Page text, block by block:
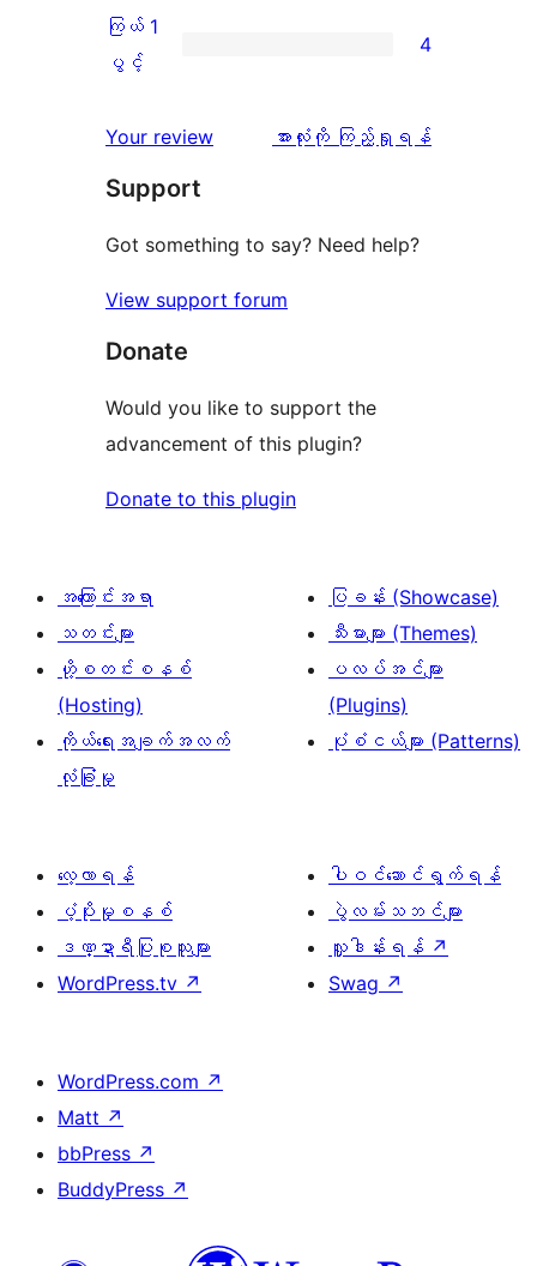
အဆင့်
သုံးသပ်
2
ပွင့်
သုံးသပ်
0
စောင်
ကြယ်
ပွင့်
သုံးသပ်
ချက်
စောင်
ကြယ် 1
ပွင့်
4
Your review
သုံးသပ်
အားလုံးကို ကြည့်ရှုရန်
Support
Got something to say? Need help?
View support forum
Donate
Would you like to support the
advancement of this plugin?
Donate to this plugin
အကြောင်းအရာ
သတင်းများ
ဟို့စတင်းစနစ်
(Hosting)
ကိုယ်ရေးအချက်အလက်
လုံခြုံမှု
ပြခန်း (Showcase)
သီးမားများ (Themes)
ပလပ်အင်များ
(Plugins)
ပုံစံငယ်များ (Patterns)
လေ့လာရန်
ပံ့ပိုးမှုစနစ်
ဒဏ္ဍာရီပြုစုသူများ
WordPress.tv ↗
ပါဝင်ဆောင်ရွက်ရန်
ပွဲလမ်းသဘင်များ
လှူဒါန်းရန် ↗
Swag ↗
WordPress.com ↗
Matt ↗
bbPress ↗
BuddyPress ↗